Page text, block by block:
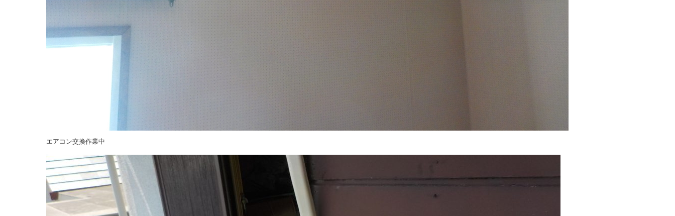
エアコン交換作業中